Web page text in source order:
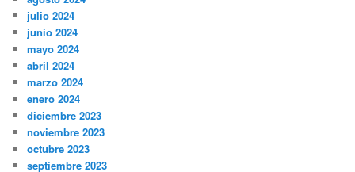
julio 2024
junio 2024
mayo 2024
abril 2024
marzo 2024
enero 2024
diciembre 2023
noviembre 2023
octubre 2023
septiembre 2023